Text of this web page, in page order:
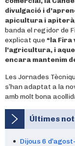
divulgació i
apicultura i
banda el regidor de
explicat que “la Fira
l’agricultura, i
encara mantenim
Les Jornades
s’han adaptat a la
amb molt bona
Últimes
Dijous 6